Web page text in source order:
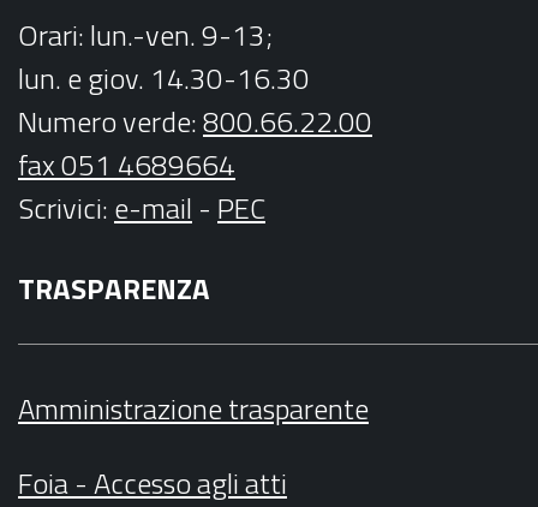
Orari: lun.-ven. 9-13;
lun. e giov. 14.30-16.30
Numero verde:800.66.22.00
fax 051 4689664
Scrivici:e-mail - PEC
TRASPARENZA
Amministrazione trasparente
Foia - Accesso agli atti